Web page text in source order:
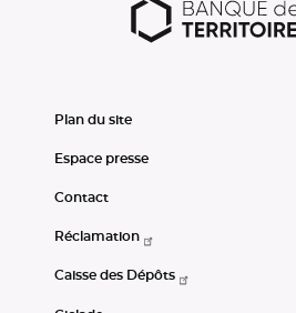
Plan du site
Espace presse
Contact
Réclamation
Caisse des Dépôts